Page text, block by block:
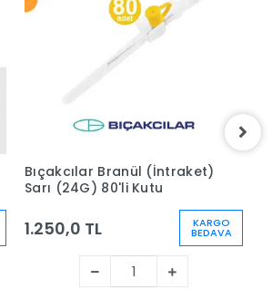
Bıçakcılar Branül (İntraket)
Sarı (24G) 80'li Kutu
1.250,0 TL KARGO
BEDAVA